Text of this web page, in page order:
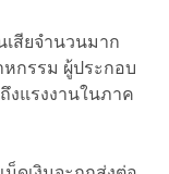
เสียจำนวนมาก
หกรรม ผู้ประกอบ
งแรงงานในภาค